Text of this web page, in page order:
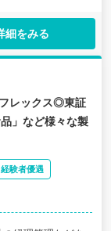
細をみる
レックス◎東証
」など様々な製
経験者優遇